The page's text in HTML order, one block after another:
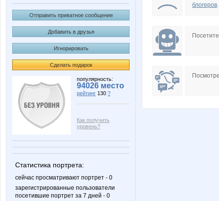
Отправить приватное сообщение
Добавить в друзья
Игнорировать
Сделать подарок
популярность:
94026 место
рейтинг 130 ?
Как получить
уровень?
Статистика портрета:
сейчас просматривают портрет - 0
зарегистрированные пользователи
посетившие портрет за 7 дней - 0
блогеров.